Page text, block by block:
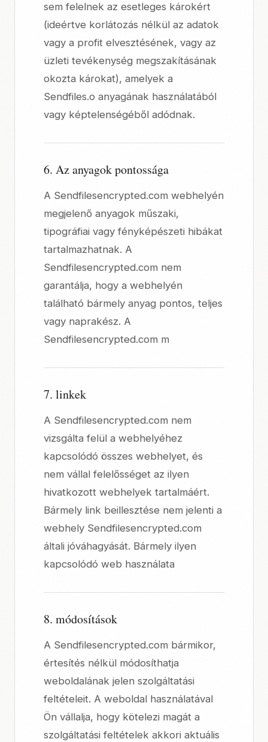
sem felelnek az esetleges károkért
(ideértve korlátozás nélkül az adatok
vagy a profit elvesztésének, vagy az
üzleti tevékenység megszakításának
okozta károkat), amelyek a
Sendfiles.o anyagának használatából
vagy képtelenségéből adódnak.
6. Az anyagok pontossága
A Sendfilesencrypted.com webhelyén
megjelenő anyagok műszaki,
tipográfiai vagy fényképészeti hibákat
tartalmazhatnak. A
Sendfilesencrypted.com nem
garantálja, hogy a webhelyén
található bármely anyag pontos, teljes
vagy naprakész. A
Sendfilesencrypted.com m
7. linkek
A Sendfilesencrypted.com nem
vizsgálta felül a webhelyéhez
kapcsolódó összes webhelyet, és
nem vállal felelősséget az ilyen
hivatkozott webhelyek tartalmáért.
Bármely link beillesztése nem jelenti a
webhely Sendfilesencrypted.com
általi jóváhagyását. Bármely ilyen
kapcsolódó web használata
8. módosítások
A Sendfilesencrypted.com bármikor,
értesítés nélkül módosíthatja
weboldalának jelen szolgáltatási
feltételeit. A weboldal használatával
Ön vállalja, hogy kötelezi magát a
szolgáltatási feltételek akkori aktuális